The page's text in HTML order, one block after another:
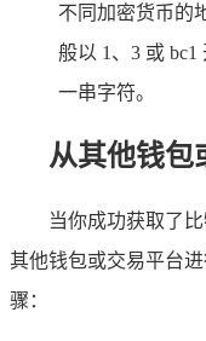
不同加密货币的
般以 1、3 或
一串字符。
从其他钱包
当你成功获取了
其他钱包或交易平台
骤：